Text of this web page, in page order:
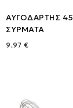
ΑΥΓΟΔΑΡΤΗΣ
ΣΥΡΜΑΤΑ
9.97 €